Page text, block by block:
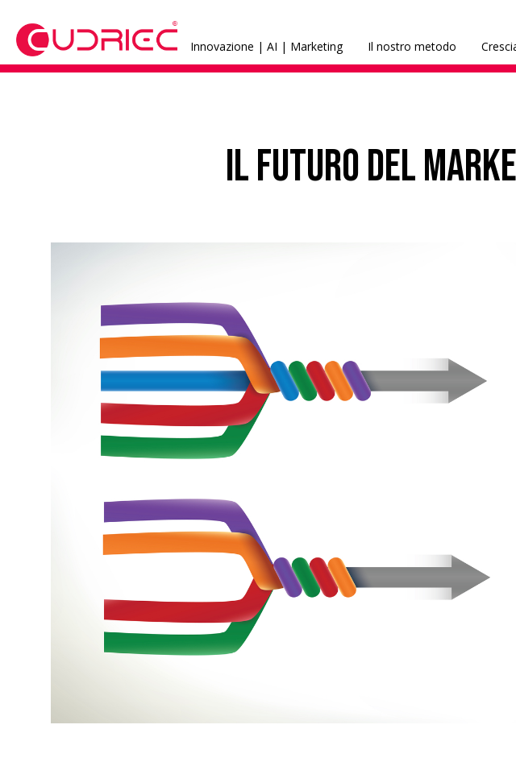
Innovazione | AI | Marketing Il nostro metodo
Il futuro del